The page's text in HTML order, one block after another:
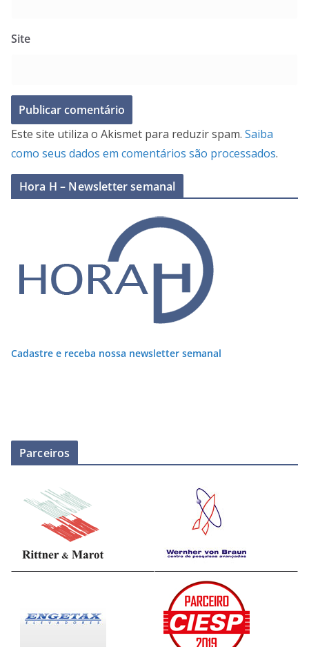
Site
Este site utiliza o Akismet para reduzir spam. Saiba
como seus dados em comentários são processados.
Hora H – Newsletter semanal
Cadastre e receba nossa newsletter semanal
Parceiros